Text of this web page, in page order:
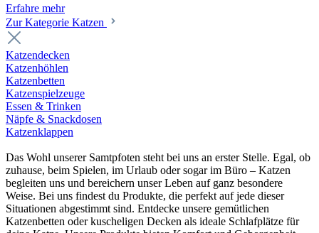
Erfahre mehr
Zur Kategorie Katzen
Katzendecken
Katzenhöhlen
Katzenbetten
Katzenspielzeuge
Essen & Trinken
Näpfe & Snackdosen
Katzenklappen
Das Wohl unserer Samtpfoten steht bei uns an erster Stelle. Egal, ob
zuhause, beim Spielen, im Urlaub oder sogar im Büro – Katzen
begleiten uns und bereichern unser Leben auf ganz besondere
Weise. Bei uns findest du Produkte, die perfekt auf jede dieser
Situationen abgestimmt sind. Entdecke unsere gemütlichen
Katzenbetten oder kuscheligen Decken als ideale Schlafplätze für